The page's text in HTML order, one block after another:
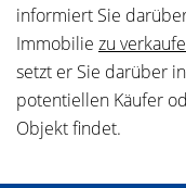
informiert Sie
Immobilie zu
setzt er Sie darüber
potentiellen Käufer
Objekt findet.